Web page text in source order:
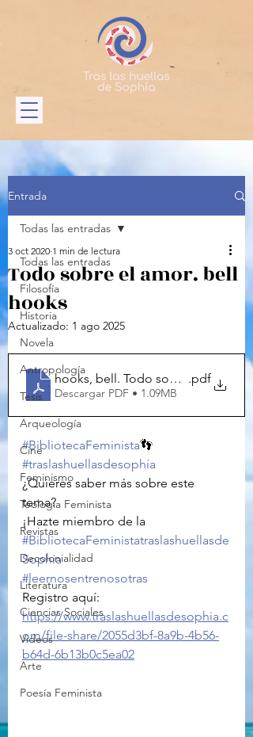
Entrada
Todas las entradas
Filosofía
Historia
Novela
Antropología
Tesis
Arqueología
Cine
Feminismo
Teología Feminista
Revistas
Decolonialidad
Literatura
Ciencias Sociales
Videos
Arte
Poesía Feminista
Todas las entradas
Todo sobre el amor. bell
hooks
3 oct 2020 1 min de lectura
Actualizado: 1 ago 2025
hooks, bell. Todo sobre el amor
.pdf
Descargar PDF • 1.09MB
#BibliotecaFeminista👣
#traslashuellasdesophía
¿Quieres saber más sobre este
tema?
¡Hazte miembro de la
#BibliotecaFeministatraslashuellasde
Sophía
#leernosentrenosotras
Registro aquí:
https://www.traslashuellasdesophia.c
om/file-share/2055d3bf-8a9b-4b56-
b64d-6b13b0c5ea02